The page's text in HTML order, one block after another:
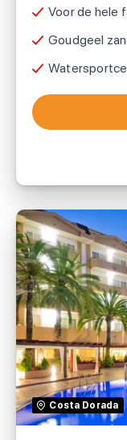
Voor de hele
Goudgeel
Costa Dorada